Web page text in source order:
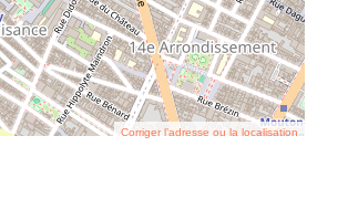
Corriger l’adresse ou la localisation